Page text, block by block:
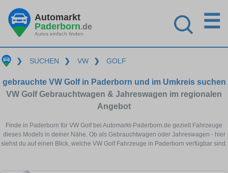
Automarkt
Paderborn.de
Autos einfach finden
☰
❯ SUCHEN ❯ VW ❯ GOLF
gebrauchte VW Golf in Paderborn und im Umkreis suchen
VW Golf Gebrauchtwagen & Jahreswagen im regionalen
Angebot
Finde in Paderborn für VW Golf bei Automarkt-Paderborn.de gezielt Fahrzeuge
dieses Models in deiner Nähe. Ob als Gebrauchtwagen oder Jahreswagen - hier
siehst du auf einen Blick, welche VW Golf Fahrzeuge in Paderborn verfügbar sind.